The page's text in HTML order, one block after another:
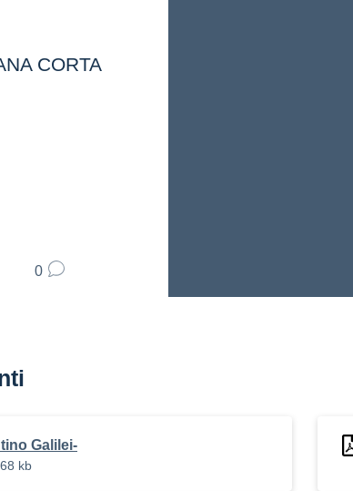
CORTA
0
Galilei-
kb